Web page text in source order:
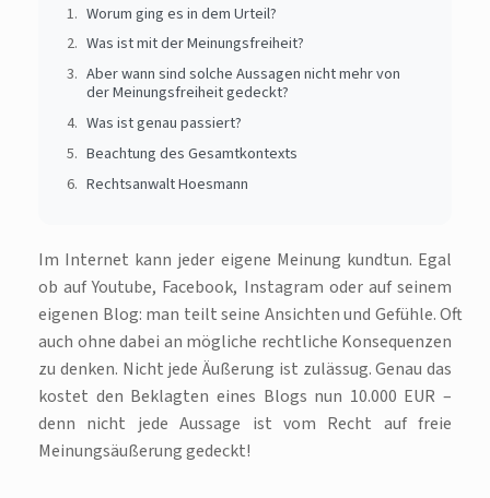
Worum ging es in dem Urteil?
Was ist mit der Meinungsfreiheit?
Aber wann sind solche Aussagen nicht mehr von
der Meinungsfreiheit gedeckt?
Was ist genau passiert?
Beachtung des Gesamtkontexts
Rechtsanwalt Hoesmann
Im Internet kann jeder eigene Meinung kundtun. Egal
ob auf Youtube, Facebook, Instagram oder auf seinem
eigenen Blog: man teilt seine Ansichten und Gefühle. Oft
auch ohne dabei an mögliche rechtliche Konsequenzen
zu denken. Nicht jede Äußerung ist zulässug. Genau das
kostet den Beklagten eines Blogs nun 10.000 EUR –
denn nicht jede Aussage ist vom Recht auf freie
Meinungsäußerung gedeckt!